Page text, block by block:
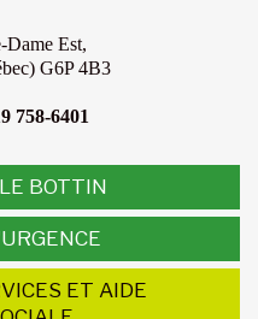
Dame Est,
G6P 4B3
758-6401
BOTTIN
ET AIDE